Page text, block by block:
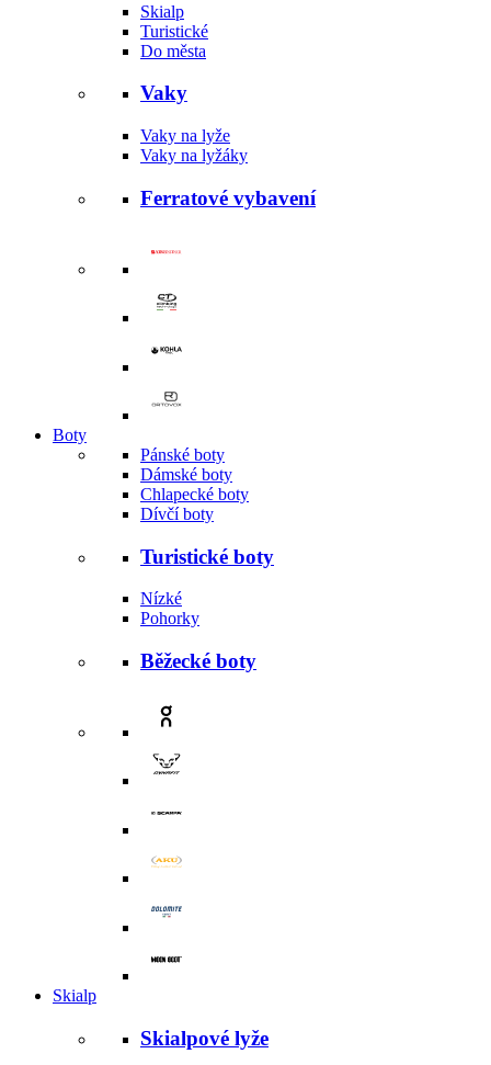
Skialp
Turistické
Do města
Vaky
Vaky na lyže
Vaky na lyžáky
Ferratové vybavení
Boty
Pánské boty
Dámské boty
Chlapecké boty
Dívčí boty
Turistické boty
Nízké
Pohorky
Běžecké boty
Skialp
Skialpové lyže